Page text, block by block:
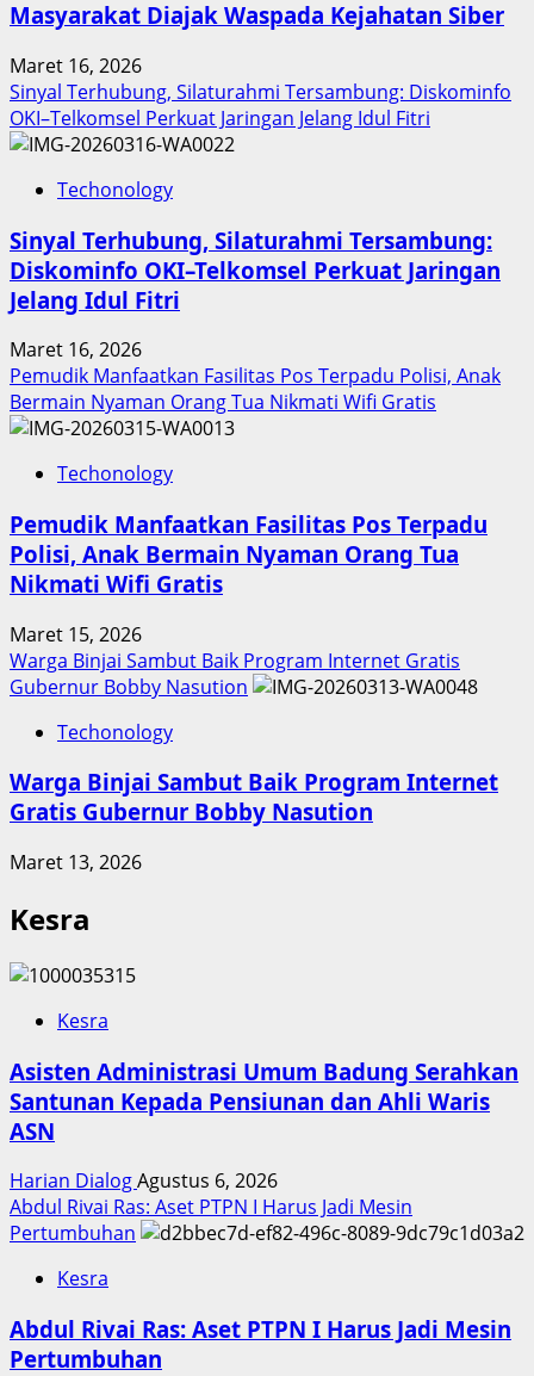
Berbuah
Penghargaan
Nasional
Masyarakat Diajak Waspada Kejahatan Siber
Maret 16, 2026
Sinyal Terhubung, Silaturahmi Tersambung: Diskominfo
OKI–Telkomsel Perkuat Jaringan Jelang Idul Fitri
Techonology
Sinyal Terhubung, Silaturahmi Tersambung:
Diskominfo OKI–Telkomsel Perkuat Jaringan
Jelang Idul Fitri
Maret 16, 2026
Pemudik Manfaatkan Fasilitas Pos Terpadu Polisi, Anak
Bermain Nyaman Orang Tua Nikmati Wifi Gratis
Techonology
Pemudik Manfaatkan Fasilitas Pos Terpadu
Polisi, Anak Bermain Nyaman Orang Tua
Nikmati Wifi Gratis
Maret 15, 2026
Warga Binjai Sambut Baik Program Internet Gratis
Gubernur Bobby Nasution
Techonology
Warga Binjai Sambut Baik Program Internet
Gratis Gubernur Bobby Nasution
Maret 13, 2026
Kesra
Kesra
Asisten Administrasi Umum Badung Serahkan
Santunan Kepada Pensiunan dan Ahli Waris
ASN
Harian DialogAgustus 6, 2026
Abdul Rivai Ras: Aset PTPN I Harus Jadi Mesin
Pertumbuhan
Kesra
Abdul Rivai Ras: Aset PTPN I Harus Jadi Mesin
Pertumbuhan